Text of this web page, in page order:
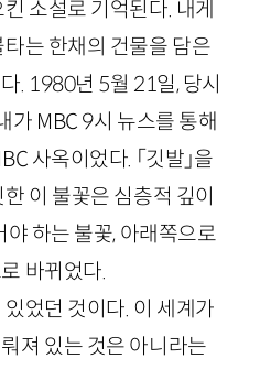
소설로 기억된다. 내게
는 한채의 건물을 담은
. 1980년 5월 21일, 당시
가 MBC 9시 뉴스를 통해
사옥이었다. 「깃발」을
이 불꽃은 심층적 깊이
하는 불꽃, 아래쪽으로
바뀌었다.
었던 것이다. 이 세계가
져 있는 것은 아니라는